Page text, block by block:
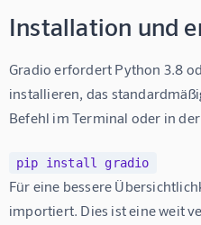
Installation und
Gradio erfordert Python 3.8
installieren, das
Befehl im Terminal oder in
pip install gradio
Für eine bessere
importiert. Dies ist eine weit